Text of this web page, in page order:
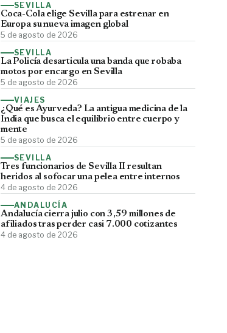
SEVILLA
Coca-Cola elige Sevilla para estrenar en
Europa su nueva imagen global
5 de agosto de 2026
SEVILLA
La Policía desarticula una banda que robaba
motos por encargo en Sevilla
5 de agosto de 2026
VIAJES
¿Qué es Ayurveda? La antigua medicina de la
India que busca el equilibrio entre cuerpo y
mente
5 de agosto de 2026
SEVILLA
Tres funcionarios de Sevilla II resultan
heridos al sofocar una pelea entre internos
4 de agosto de 2026
ANDALUCÍA
Andalucía cierra julio con 3,59 millones de
afiliados tras perder casi 7.000 cotizantes
4 de agosto de 2026